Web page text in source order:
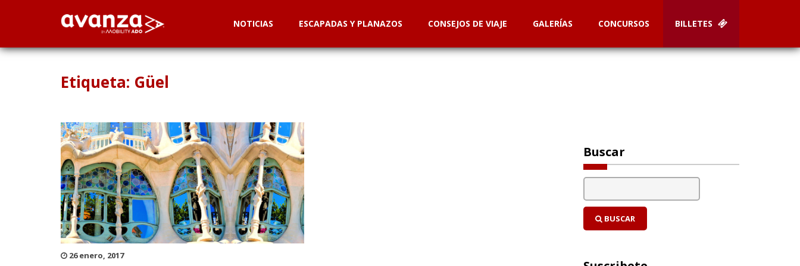
NOTICIAS ESCAPADAS Y PLANAZOS CONSEJOS DE VIAJE GALERÍAS CONCURSOS BILLETES
Etiqueta: Güel
26 enero, 2017
Buscar
BUSCAR